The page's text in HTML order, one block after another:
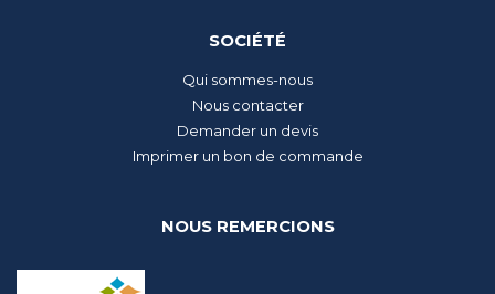
SOCIÉTÉ
Qui sommes-nous
Nous contacter
Demander un devis
Imprimer un bon de commande
NOUS REMERCIONS